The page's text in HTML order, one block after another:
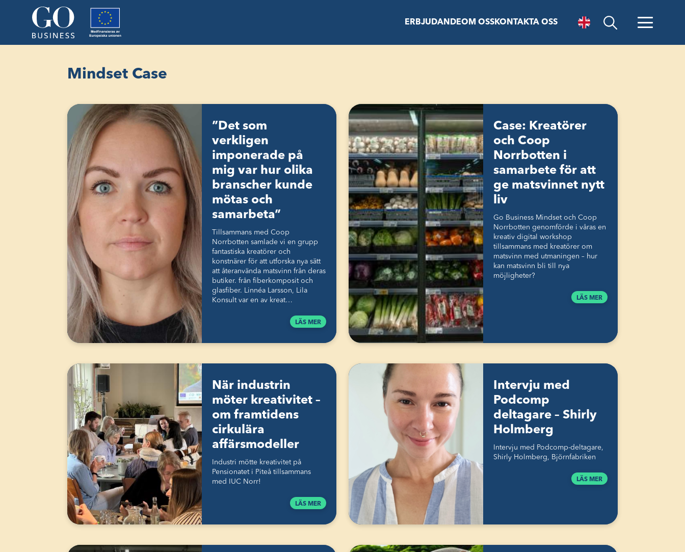
ERBJUDANDEOM OSSKONTAKTA OSS
Öppna sök
-
Mindset Case
”Det som
verkligen
imponerade på
mig var hur olika
branscher kunde
mötas och
samarbeta”
Tillsammans med Coop
Norrbotten samlade vi en grupp
fantastiska kreatörer och
konstnärer för att utforska nya sätt
att återanvända matsvinn från deras
butiker. från fiberkomposit och
glasfiber. Linnéa Larsson, Lila
Konsult var en av kreat…
LÄS MER
Case: Kreatörer
och Coop
Norrbotten i
samarbete för att
ge matsvinnet nytt
liv
Go Business Mindset och Coop
Norrbotten genomförde i våras en
kreativ digital workshop
tillsammans med kreatörer om
matsvinn med utmaningen – hur
kan matsvinn bli till nya
möjligheter?
LÄS MER
När industrin
möter kreativitet –
om framtidens
cirkulära
affärsmodeller
Industri mötte kreativitet på
Pensionatet i Piteå tillsammans
med IUC Norr!
LÄS MER
Intervju med
Podcomp
deltagare – Shirly
Holmberg
Intervju med Podcomp-deltagare,
Shirly Holmberg, Björnfabriken
LÄS MER